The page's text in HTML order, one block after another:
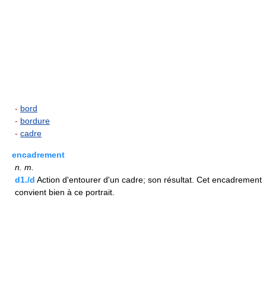
- bord
- bordure
- cadre
encadrement
n. m.
d1./d Action d'entourer d'un cadre; son résultat. Cet encadrement
convient bien à ce portrait.